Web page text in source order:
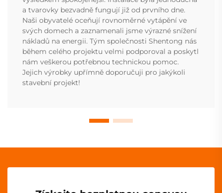
a tvarovky bezvadně fungují již od prvního dne.
Naši obyvatelé oceňují rovnoměrné vytápění ve
svých domech a zaznamenali jsme výrazné snížení
nákladů na energii. Tým společnosti Shentong nás
během celého projektu velmi podporoval a poskytl
nám veškerou potřebnou technickou pomoc.
Jejich výrobky upřímně doporučuji pro jakýkoli
stavební projekt!